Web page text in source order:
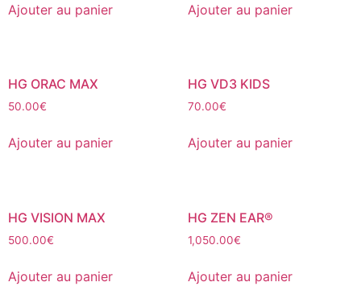
Ajouter au panier Ajouter au panier
HG ORAC MAX
50.00€
Ajouter au panier
HG VD3 KIDS
70.00€
Ajouter au panier
HG VISION MAX
500.00€
Ajouter au panier
HG ZEN EAR®
1,050.00€
Ajouter au panier